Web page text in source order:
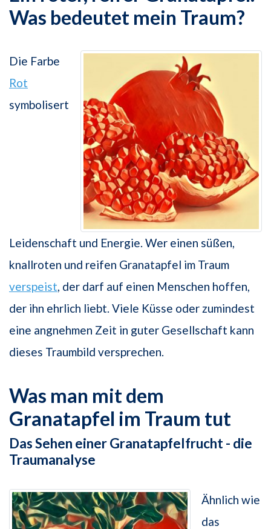
Was bedeutet mein Traum?
Die Farbe
Rot
symbolisert
Leidenschaft und Energie. Wer einen süßen,
knallroten und reifen Granatapfel im Traum
verspeist , der darf auf einen Menschen hoffen,
der ihn ehrlich liebt. Viele Küsse oder zumindest
eine angnehmen Zeit in guter Gesellschaft kann
dieses Traumbild versprechen.
Was man mit dem
Granatapfel im Traum tut
Das Sehen einer Granatapfelfrucht - die
Traumanalyse
Ähnlich wie
das